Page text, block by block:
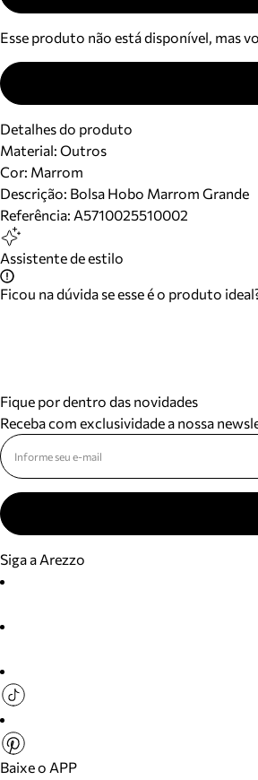
Esse produto não está disponível, mas
Detalhes do produto
Material: Outros
Cor: Marrom
Descrição: Bolsa Hobo Marrom Grande
Referência: A5710025510002
Assistente de estilo
Ficou na dúvida se esse é o produto
Fique por dentro das novidades
Receba com exclusividade a nossa
Siga a Arezzo
Baixe o APP